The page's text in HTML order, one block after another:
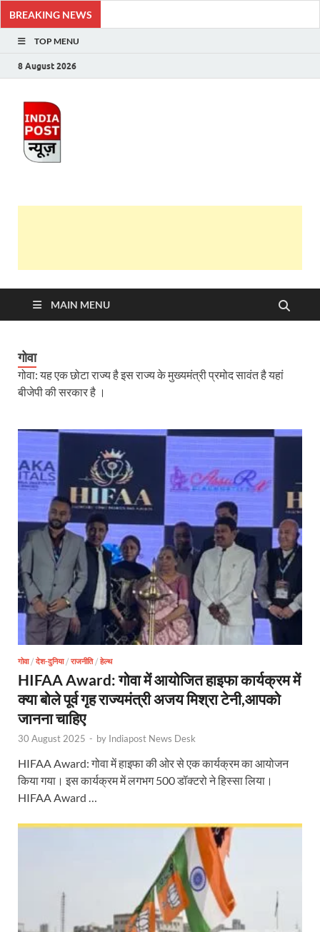
BREAKING NEWS
TOP MENU
8 August 2026
MAIN MENU
गोवा
गोवा: यह एक छोटा राज्य है इस राज्य के मुख्यमंत्री प्रमोद सावंत है यहां
बीजेपी की सरकार है ।
गोवा/ देश-दुनिया/ राजनीति/ हेल्थ
HIFAA Award: गोवा में आयोजित हाइफा कार्यक्रम में
क्या बोले पूर्व गृह राज्यमंत्री अजय मिश्रा टेनी,आपको
जानना चाहिए
30 August 2025 - by Indiapost News Desk
HIFAA Award: गोवा में हाइफा की ओर से एक कार्यक्रम का आयोजन
किया गया। इस कार्यक्रम में लगभग 500 डॉक्टरो ने हिस्सा लिया।
HIFAA Award …